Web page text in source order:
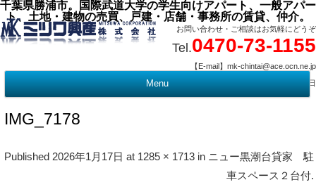
千葉県勝浦市。国際武道大学の学生向けアパート、一般アパー
ト、土地・建物の売買、戸建・店舗・事務所の賃貸、仲介。
お問い合わせ・ご相談はお気軽にどうぞ
Tel.0470-73-1155
【E-mail】mk-chintai@ace.ocn.ne.jp
【営業時間】09:00 ～ 17:15 【定 休 日】水曜・祭日
Menu
IMG_7178
Published2026年1月17日 at 1285 × 1713 in ニュー黒潮台貸家 駐
車スペース２台付.